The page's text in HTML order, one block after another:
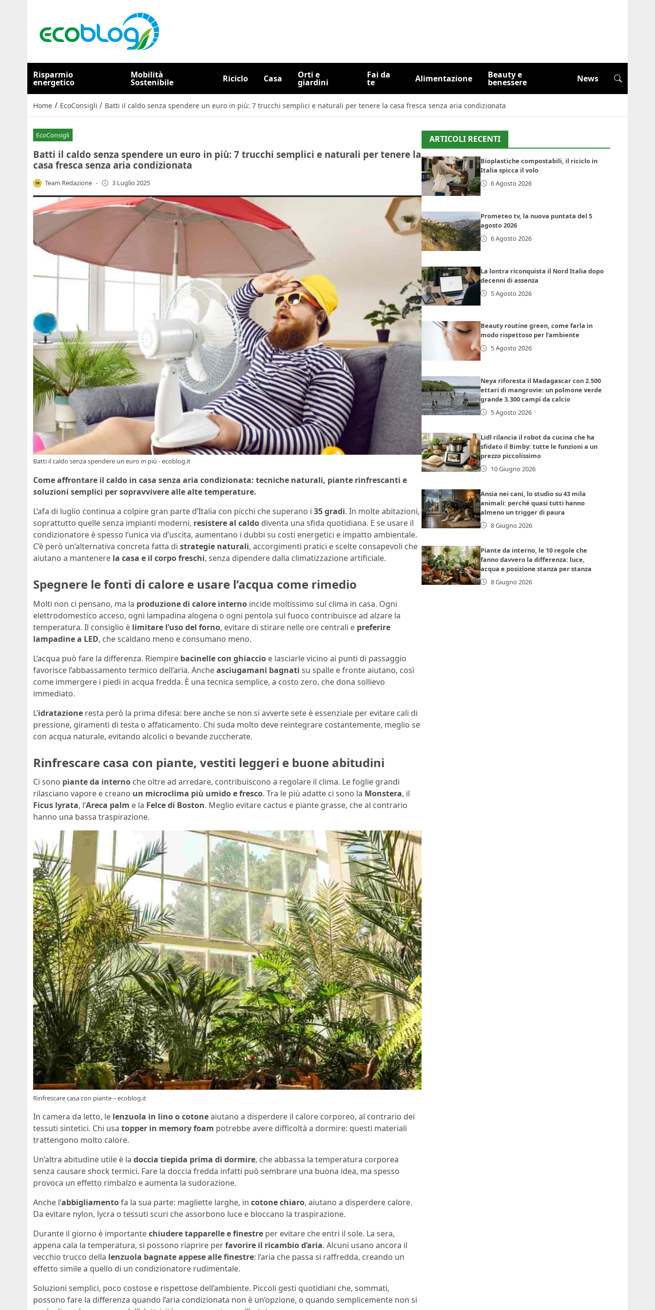
Risparmio
energetico
Mobilità
Sostenibile Riciclo Casa Orti e
giardini
Fai da
te Alimentazione Beauty e
benessere News
Home / EcoConsigli / Batti il caldo senza spendere un euro in più: 7 trucchi semplici e naturali per tenere la casa fresca senza aria condizionata
EcoConsigli
Batti il caldo senza spendere un euro in più: 7 trucchi semplici e naturali per tenere la
casa fresca senza aria condizionata
Team Redazione - 3 Luglio 2025
Batti il caldo senza spendere un euro in più - ecoblog.it
Come affrontare il caldo in casa senza aria condizionata: tecniche naturali, piante rinfrescanti e
soluzioni semplici per sopravvivere alle alte temperature.
L’afa di luglio continua a colpire gran parte d’Italia con picchi che superano i 35 gradi. In molte abitazioni,
soprattutto quelle senza impianti moderni, resistere al caldo diventa una sfida quotidiana. E se usare il
condizionatore è spesso l’unica via d’uscita, aumentano i dubbi su costi energetici e impatto ambientale.
C’è però un’alternativa concreta fatta di strategie naturali, accorgimenti pratici e scelte consapevoli che
aiutano a mantenere la casa e il corpo freschi, senza dipendere dalla climatizzazione artificiale.
Spegnere le fonti di calore e usare l’acqua come rimedio
Molti non ci pensano, ma la produzione di calore interno incide moltissimo sul clima in casa. Ogni
elettrodomestico acceso, ogni lampadina alogena o ogni pentola sul fuoco contribuisce ad alzare la
temperatura. Il consiglio è limitare l’uso del forno, evitare di stirare nelle ore centrali e preferire
lampadine a LED, che scaldano meno e consumano meno.
L’acqua può fare la differenza. Riempire bacinelle con ghiaccio e lasciarle vicino ai punti di passaggio
favorisce l’abbassamento termico dell’aria. Ancheasciugamani bagnati su spalle e fronte aiutano, così
come immergere i piedi in acqua fredda. È una tecnica semplice, a costo zero, che dona sollievo
immediato.
L’idratazione resta però la prima difesa: bere anche se non si avverte sete è essenziale per evitare cali di
pressione, giramenti di testa o affaticamento. Chi suda molto deve reintegrare costantemente, meglio se
con acqua naturale, evitando alcolici o bevande zuccherate.
Rinfrescare casa con piante, vestiti leggeri e buone abitudini
Ci sono piante da interno che oltre ad arredare, contribuiscono a regolare il clima. Le foglie grandi
rilasciano vapore e creano un microclima più umido e fresco. Tra le più adatte ci sono la Monstera, il
Ficus lyrata, l’Areca palm e la Felce di Boston. Meglio evitare cactus e piante grasse, che al contrario
hanno una bassa traspirazione.
Rinfrescare casa con piante – ecoblog.it
In camera da letto, le lenzuola in lino o cotoneaiutano a disperdere il calore corporeo, al contrario dei
tessuti sintetici. Chi usa topper in memory foam potrebbe avere difficoltà a dormire: questi materiali
trattengono molto calore.
Un’altra abitudine utile è la doccia tiepida prima di dormire, che abbassa la temperatura corporea
senza causare shock termici. Fare la doccia fredda infatti può sembrare una buona idea, ma spesso
provoca un effetto rimbalzo e aumenta la sudorazione.
Anche l’abbigliamentofa la sua parte: magliette larghe, in cotone chiaro, aiutano a disperdere calore.
Da evitare nylon, lycra o tessuti scuri che assorbono luce e bloccano la traspirazione.
Durante il giorno è importantechiudere tapparelle e finestre per evitare che entri il sole. La sera,
appena cala la temperatura, si possono riaprire perfavorire il ricambio d’aria. Alcuni usano ancora il
vecchio trucco della lenzuola bagnate appese alle finestre: l’aria che passa si raffredda, creando un
effetto simile a quello di un condizionatore rudimentale.
Soluzioni semplici, poco costose e rispettose dell’ambiente. Piccoli gesti quotidiani che, sommati,
possono fare la differenza quando l’aria condizionata non è un’opzione, o quando semplicemente non si
ARTICOLI RECENTI
Bioplastiche compostabili, il riciclo in
Italia spicca il volo
6 Agosto 2026
Prometeo tv, la nuova puntata del 5
agosto 2026
6 Agosto 2026
La lontra riconquista il Nord Italia dopo
decenni di assenza
5 Agosto 2026
Beauty routine green, come farla in
modo rispettoso per l’ambiente
5 Agosto 2026
Neya riforesta il Madagascar con 2.500
ettari di mangrovie: un polmone verde
grande 3.300 campi da calcio
5 Agosto 2026
Lidl rilancia il robot da cucina che ha
sfidato il Bimby: tutte le funzioni a un
prezzo piccolissimo
10 Giugno 2026
Ansia nei cani, lo studio su 43 mila
animali: perché quasi tutti hanno
almeno un trigger di paura
8 Giugno 2026
Piante da interno, le 10 regole che
fanno davvero la differenza: luce,
acqua e posizione stanza per stanza
8 Giugno 2026